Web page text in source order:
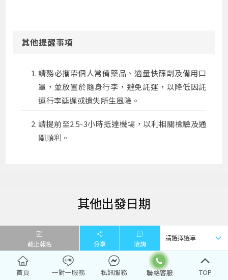
截止報名 分享 洽詢
其他提醒事項
請務必攜帶個人常備藥品、適量快篩劑及備用口
罩，並放置於隨身行李，避免託運，以降低因託
運行李延遲或遺失所生風險。
請提前至2.5-3小時抵達機場，以利相關檢驗及通
關順利。
出發日期
2026/08/10(一)
5天
首頁 一對一服務 私訊服務 TOP